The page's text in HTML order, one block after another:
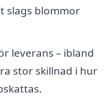
slags blommor
leverans – ibland
stor skillnad i hur